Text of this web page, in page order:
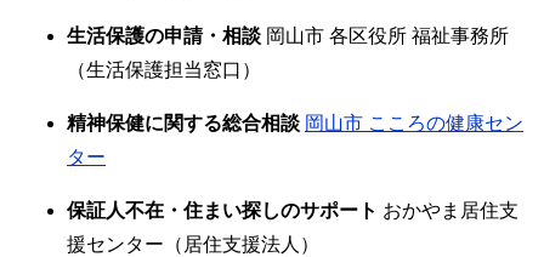
生活保護の申請・相談 岡山市 各区役所 福祉事務所
（生活保護担当窓口）
精神保健に関する総合相談 岡山市 こころの健康セン
ター
保証人不在・住まい探しのサポート おかやま居住支
援センター（居住支援法人）